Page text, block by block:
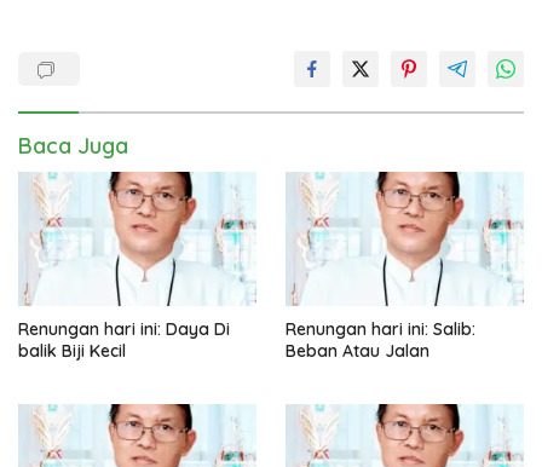
Baca Juga
Renungan hari ini: Daya Di
balik Biji Kecil
Renungan hari ini: Salib:
Beban Atau Jalan